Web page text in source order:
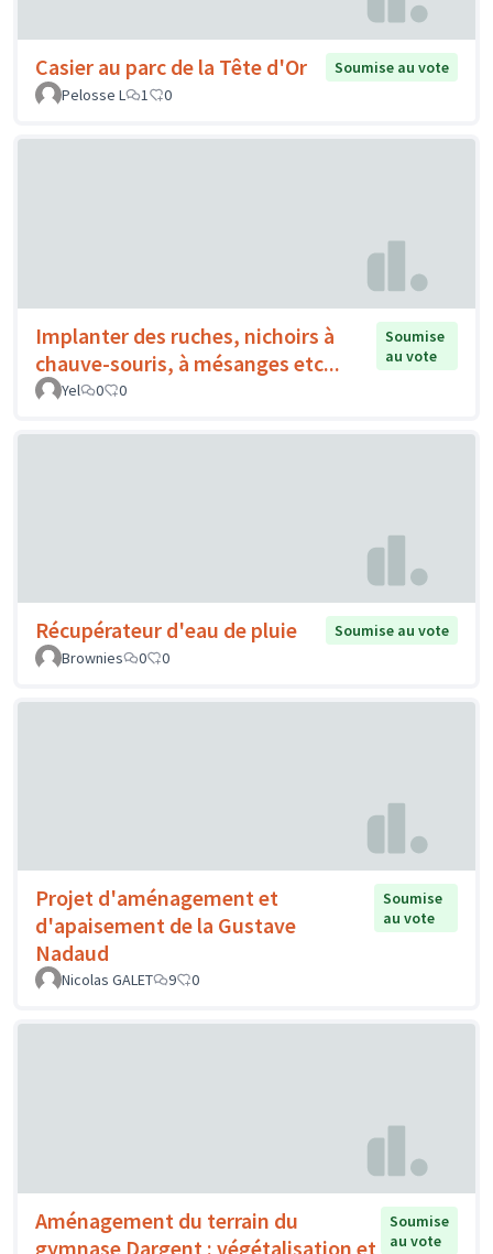
Casier au parc de la Tête d'Or
Soumise au vote
Pelosse L
1 0
Implanter des ruches, nichoirs à
chauve-souris, à mésanges etc...
Soumise
au vote
Yel
0 0
Récupérateur d'eau de pluie
Soumise au vote
Brownies
0 0
Projet d'aménagement et
d'apaisement de la Gustave
Nadaud
Soumise
au vote
Nicolas GALET 9 0
Aménagement du terrain du
gymnase Dargent : végétalisation et
Soumise
au vote